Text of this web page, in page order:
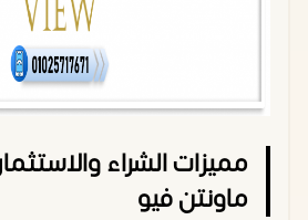
مميزات الشراء
ماونتن فيو